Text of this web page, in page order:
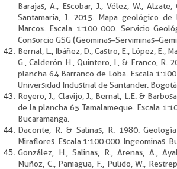
Barajas, A., Escobar, J., Vélez, W., Alzate,
Santamaría, J. 2015. Mapa geológico
Marcos. Escala 1:100 000. Servicio
Consorcio GSG
Bernal, L., Ibáñez, D., Castro, E., López, E.,
G., Calderón H., Quintero, I., & Franco, R.
plancha 64 Barranco de Loba. Escala
Universidad Industrial de Santander. Bogotá.
Royero, J., Clavijo, J., Bernal, L.E. &
de la plancha 65 Tamalameque. Escala
Bucaramanga.
Daconte, R. & Salinas, R. 1980.
Miraflores. Escala 1:100 000. Ingeominas.
González, H., Salinas, R., Arenas, A.,
Muñoz, C., Paniagua, F., Pulido, W.,